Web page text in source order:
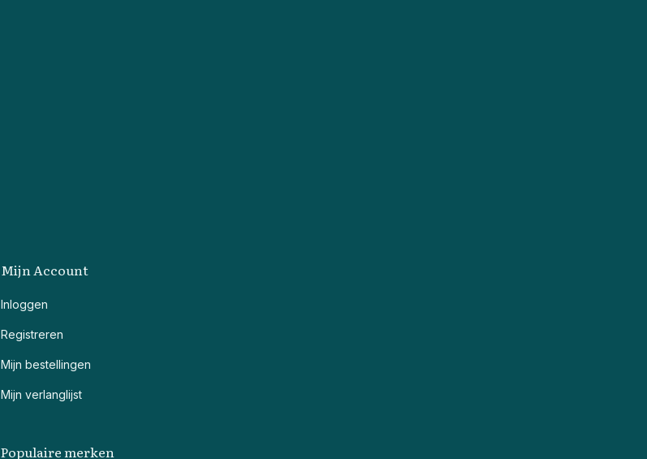
Mijn Account
Inloggen
Registreren
Mijn bestellingen
Mijn verlanglijst
Populaire merken